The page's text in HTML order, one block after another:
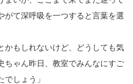
がて深呼吸を一つすると言葉を選
かもしれないけど、どうしても気
ゃん昨日、教室でみんなにすご
でしょう」